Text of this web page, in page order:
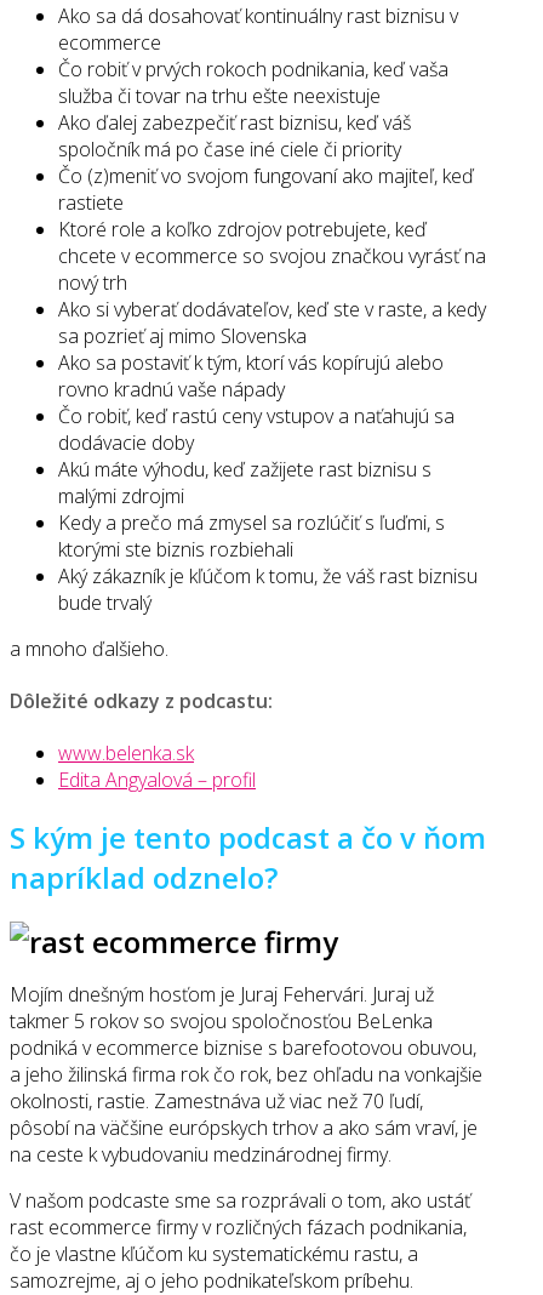
EMBED
Ako sa dá dosahovať kontinuálny rast biznisu v
ecommerce
Čo robiť v prvých rokoch podnikania, keď vaša
služba či tovar na trhu ešte neexistuje
Ako ďalej zabezpečiť rast biznisu, keď váš
spoločník má po čase iné ciele či priority
Čo (z)meniť vo svojom fungovaní ako majiteľ, keď
rastiete
Ktoré role a koľko zdrojov potrebujete, keď
chcete v ecommerce so svojou značkou vyrásť na
nový trh
Ako si vyberať dodávateľov, keď ste v raste, a kedy
sa pozrieť aj mimo Slovenska
Ako sa postaviť k tým, ktorí vás kopírujú alebo
rovno kradnú vaše nápady
Čo robiť, keď rastú ceny vstupov a naťahujú sa
dodávacie doby
Akú máte výhodu, keď zažijete rast biznisu s
malými zdrojmi
Kedy a prečo má zmysel sa rozlúčiť s ľuďmi, s
ktorými ste biznis rozbiehali
Aký zákazník je kľúčom k tomu, že váš rast biznisu
bude trvalý
a mnoho ďalšieho.
Dôležité odkazy z podcastu:
www.belenka.sk
Edita Angyalová – profil
S kým je tento podcast a čo v ňom
napríklad odznelo?
Mojím dnešným hosťom je Juraj Fehervári. Juraj už
takmer 5 rokov so svojou spoločnosťou BeLenka
podniká v ecommerce biznise s barefootovou obuvou,
a jeho žilinská firma rok čo rok, bez ohľadu na vonkajšie
okolnosti, rastie. Zamestnáva už viac než 70 ľudí,
pôsobí na väčšine európskych trhov a ako sám vraví, je
na ceste k vybudovaniu medzinárodnej firmy.
V našom podcaste sme sa rozprávali o tom, ako ustáť
rast ecommerce firmy v rozličných fázach podnikania,
čo je vlastne kľúčom ku systematickému rastu, a
samozrejme, aj o jeho podnikateľskom príbehu.